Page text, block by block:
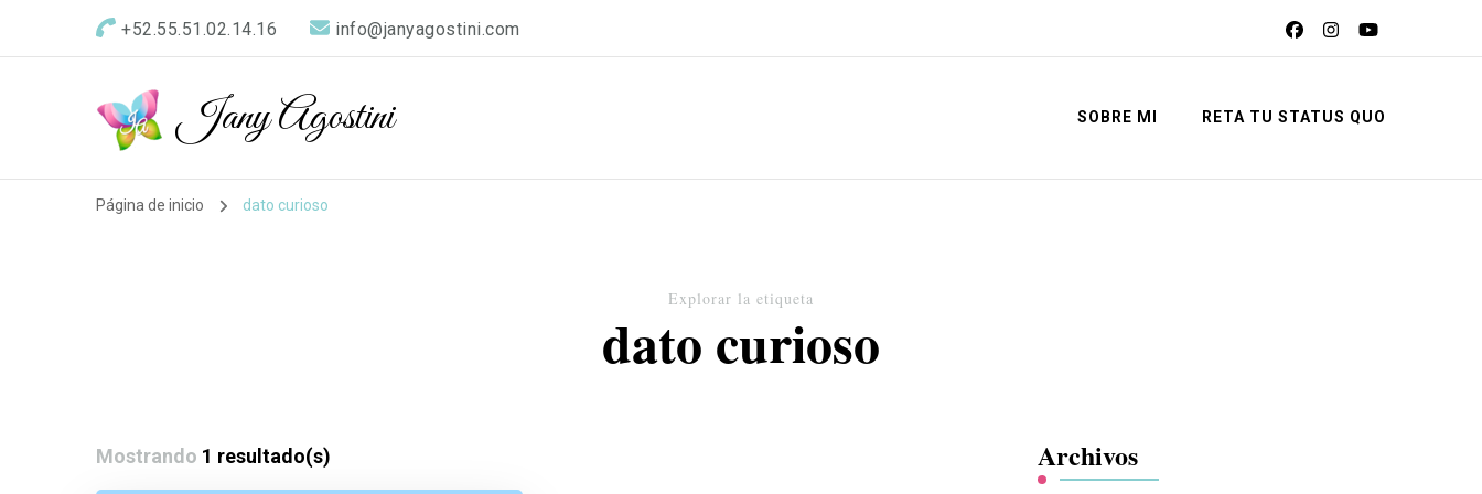
+52.55.51.02.14.16 info@janyagostini.com
Jany Agostini SOBRE MI RETA TU STATUS QUO
Página de inicio dato curioso
Explorar la etiqueta
dato curioso
Mostrando 1 resultado(s) Archivos